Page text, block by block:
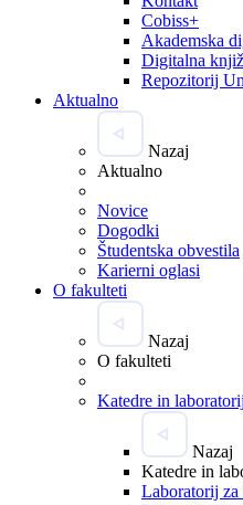
Cobiss+
Akademska
Digitalna
Repozitorij
Aktualno
Nazaj
Aktualno
Novice
Dogodki
Študentska obvestila
Karierni oglasi
O fakulteti
Nazaj
O fakulteti
Katedre in
Nazaj
Katedre in
Laboratorij